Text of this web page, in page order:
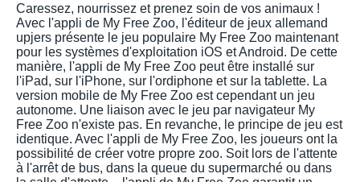
Caressez, nourrissez et prenez soin de vos animaux !
Avec l'appli de My Free Zoo, l'éditeur de jeux allemand
upjers présente le jeu populaire My Free Zoo maintenant
pour les systèmes d'exploitation iOS et Android. De cette
manière, l'appli de My Free Zoo peut être installé sur
l'iPad, sur l'iPhone, sur l'ordiphone et sur la tablette. La
version mobile de My Free Zoo est cependant un jeu
autonome. Une liaison avec le jeu par navigateur My
Free Zoo n'existe pas. En revanche, le principe de jeu est
identique. Avec l'appli de My Free Zoo, les joueurs ont la
possibilité de créer votre propre zoo. Soit lors de l'attente
à l'arrêt de bus, dans la queue du supermarché ou dans